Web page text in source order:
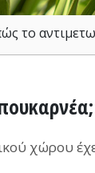
το
χώρου